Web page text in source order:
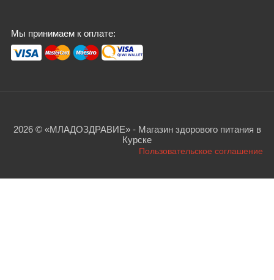
Мы принимаем к оплате:
2026 © «МЛАДОЗДРАВИЕ» - Магазин здорового питания в
Курске
Пользовательское соглашение